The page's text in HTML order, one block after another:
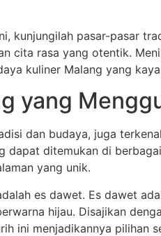
kunjungilah pasar-pasar
cita rasa yang otentik.
kuliner Malang yang
yang
dan budaya, juga
dapat ditemukan di
yang unik.
es dawet. Es dawet
hijau. Disajikan
ini menjadikannya pilihan